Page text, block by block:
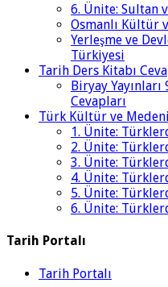
6. Ünite: Sultan
Osmanlı Kültür
Yerleşme ve
Türkiyesi
Tarih Ders Kitabı
Biryay Yayınları
Cevapları
Türk Kültür ve
1. Ünite:
2. Ünite:
3. Ünite:
4. Ünite:
5. Ünite:
6. Ünite:
Tarih Portalı
Tarih Portalı